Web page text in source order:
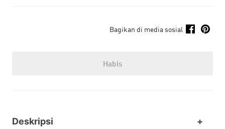
Bagikan di media sosial
Habis
Deskripsi